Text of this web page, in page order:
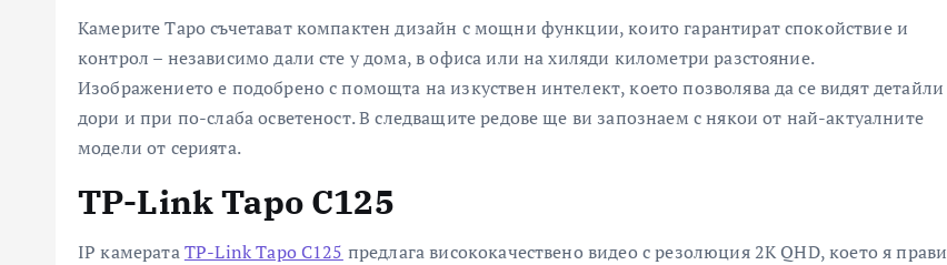
Камерите Tapo съчетават компактен дизайн с мощни функции, които гарантират спокойствие и
контрол – независимо дали сте у дома, в офиса или на хиляди километри разстояние.
Изображението е подобрено с помощта на изкуствен интелект, което позволява да се видят детайли
дори и при по-слаба осветеност. В следващите редове ще ви запознаем с някои от най-актуалните
модели от серията.
TP-Link Tapo C125
IP камератаTP-Link Tapo C125 предлага висококачествено видео с резолюция 2K QHD, което я прави